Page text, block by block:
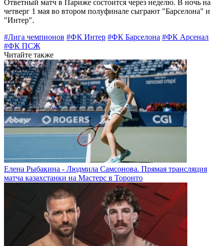
Ответный матч в Париже состоится через неделю. В ночь на
четверг 1 мая во втором полуфинале сыграют "Барселона" и
"Интер".
#Лига чемпионов #ФК Интер #ФК Барселона #ФК Арсенал
#ФК ПСЖ
Читайте также
Елена Рыбакина - Людмила Самсонова. Прямая трансляция
матча казахстанки на Мастерс в Торонто